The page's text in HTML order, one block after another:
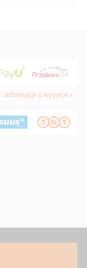
informacje o wysyłce »